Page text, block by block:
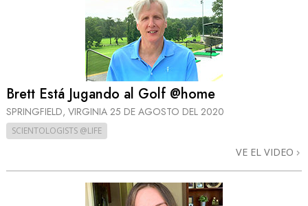
Brett Está Jugando al Golf @home
SPRINGFIELD, VIRGINIA 25 DE AGOSTO DEL 2020
SCIENTOLOGISTS @LIFE
VE EL VIDEO